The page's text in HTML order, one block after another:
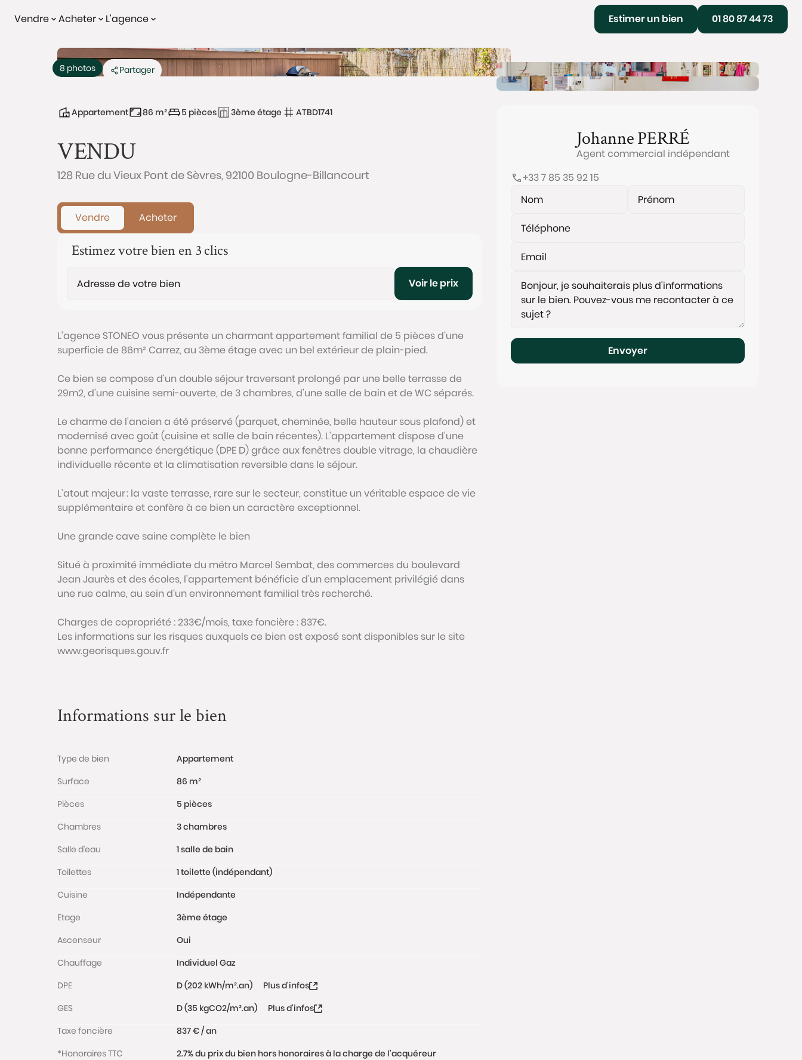
Vendre Acheter L'agence Estimer un bien 01 80 87 44 73
Vendu
8 photos Partager
Appartement 86 m² 5 pièces 3ème étage ATBD1741
VENDU
128 Rue du Vieux Pont de Sèvres, 92100 Boulogne-Billancourt
Vendre Acheter
Estimez votre bien en 3 clics
Voir le prix
L’agence STONEO vous présente un charmant appartement familial de 5 pièces d’une
superficie de 86m² Carrez, au 3ème étage avec un bel extérieur de plain-pied.
Ce bien se compose d'un double séjour traversant prolongé par une belle terrasse de
29m2, d'une cuisine semi-ouverte, de 3 chambres, d'une salle de bain et de WC séparés.
Le charme de l'ancien a été préservé (parquet, cheminée, belle hauteur sous plafond) et
modernisé avec goût (cuisine et salle de bain récentes). L'appartement dispose d'une
bonne performance énergétique (DPE D) grâce aux fenêtres double vitrage, la chaudière
individuelle récente et la climatisation reversible dans le séjour.
L’atout majeur : la vaste terrasse, rare sur le secteur, constitue un véritable espace de vie
supplémentaire et confère à ce bien un caractère exceptionnel.
Une grande cave saine complète le bien
Situé à proximité immédiate du métro Marcel Sembat, des commerces du boulevard
Jean Jaurès et des écoles, l’appartement bénéficie d’un emplacement privilégié dans
une rue calme, au sein d’un environnement familial très recherché.
Charges de copropriété : 233€/mois, taxe foncière : 837€.
Les informations sur les risques auxquels ce bien est exposé sont disponibles sur le site
www.georisques.gouv.fr
Informations sur le bien
Type de bien
Appartement
Surface
86 m²
Pièces
5 pièces
Chambres
3 chambres
Salle d'eau
1 salle de bain
Toilettes
1 toilette (indépendant)
Cuisine
Indépendante
Etage
3ème étage
Ascenseur
Oui
Chauffage
Individuel Gaz
DPE
D (202 kWh/m².an)
Plus d'infos
GES
D (35 kgCO2/m².an)
Plus d'infos
Taxe foncière
837 € / an
*Honoraires TTC
2.7% du prix du bien hors honoraires à la charge de l'acquéreur
JohannePERRÉ
Agent commercial indépendant
+33 7 85 35 92 15
Envoyer